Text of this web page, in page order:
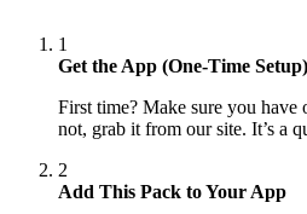
1
Get the App (One-Time Setup)
First time? Make sure you
not, grab it from our site. It’s a
2
Add This Pack to Your App